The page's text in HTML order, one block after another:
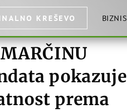
KREŠEVO BIZNIS
pokazuje
prema